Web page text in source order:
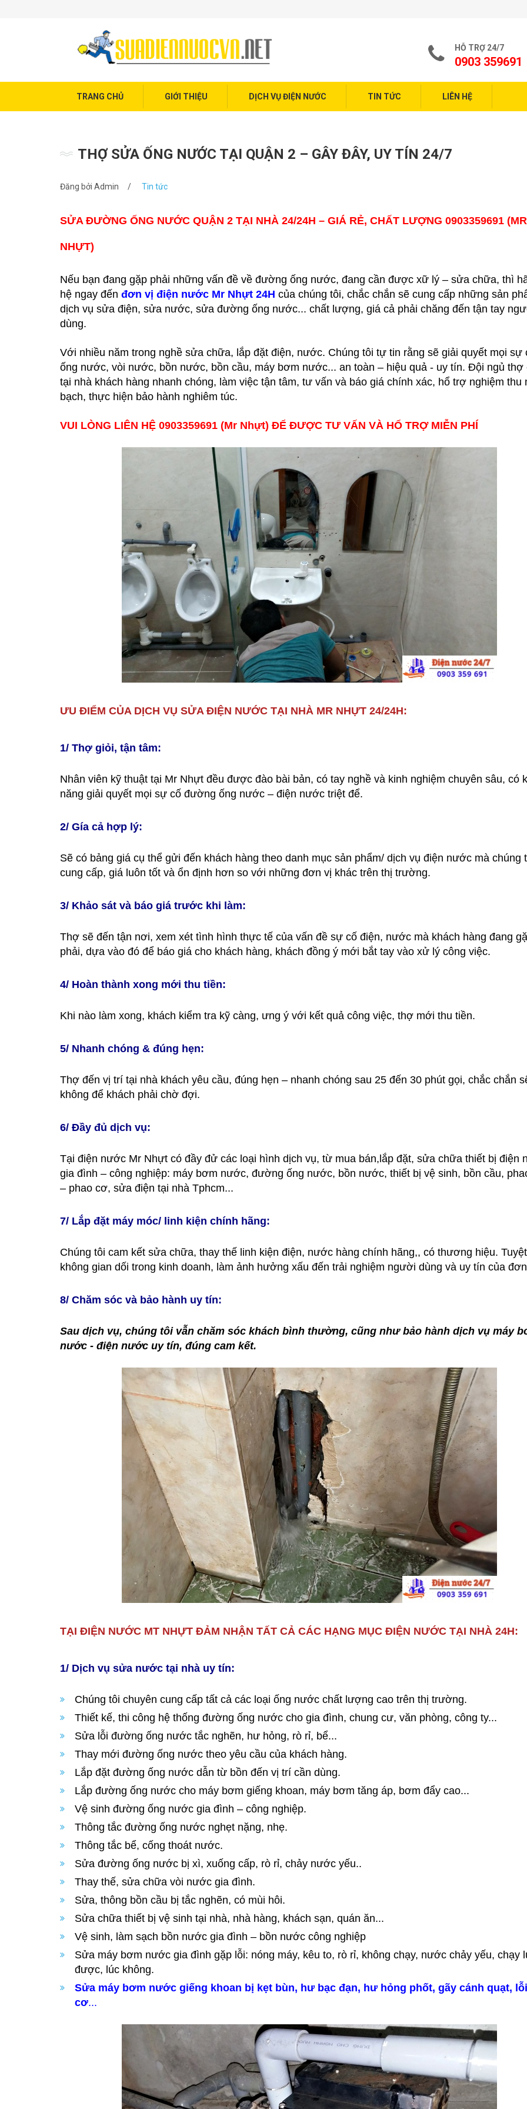
HỖ TRỢ 24/7
0903 359691
TRANG CHỦ GIỚI THIỆU DỊCH VỤ ĐIỆN NƯỚC TIN TỨC LIÊN HỆ
THỢ SỬA ỐNG NƯỚC TẠI QUẬN 2 – GÂY ĐÂY, UY TÍN 24/7
Đăng bởi Admin / Tin tức
SỬA ĐƯỜNG ỐNG NƯỚC QUẬN 2 TẠI NHÀ 24/24H – GIÁ RẺ, CHẤT LƯỢNG 0903359691 (MR
NHỰT)
Nếu bạn đang gặp phải những vấn đề về đường ống nước, đang cần được xữ lý – sửa chữa, thì
hệ ngay đến đơn vị điện nước Mr Nhựt 24H của chúng tôi, chắc chắn sẽ cung cấp những sản
dịch vụ sửa điện, sửa nước, sửa đường ống nước... chất lượng, giá cả phải chăng đến tận tay
dùng.
Với nhiều năm trong nghề sửa chữa, lắp đặt điện, nước. Chúng tôi tự tin rằng sẽ giải quyết mọi sự
ống nước, vòi nước, bồn nước, bồn cầu, máy bơm nước... an toàn – hiệu quả - uy tín. Đội ngủ thợ
tại nhà khách hàng nhanh chóng, làm việc tận tâm, tư vấn và báo giá chính xác, hổ trợ nghiệm thu
bạch, thực hiện bảo hành nghiêm túc.
VUI LÒNG LIÊN HỆ 0903359691 (Mr Nhựt) ĐỂ ĐƯỢC TƯ VẤN VÀ HỔ TRỢ MIỄN PHÍ
ƯU ĐIỂM CỦA DỊCH VỤ SỬA ĐIỆN NƯỚC TẠI NHÀ MR NHỰT 24/24H:
1/ Thợ giỏi, tận tâm:
Nhân viên kỹ thuật tại Mr Nhựt đều được đào bài bản, có tay nghề và kinh nghiệm chuyên sâu, có
năng giải quyết mọi sự cố đường ống nước – điện nước triệt để.
2/ Gía cả hợp lý:
Sẽ có bảng giá cụ thể gửi đến khách hàng theo danh mục sản phẩm/ dịch vụ điện nước mà chúng
cung cấp, giá luôn tốt và ổn định hơn so với những đơn vị khác trên thị trường.
3/ Khảo sát và báo giá trước khi làm:
Thợ sẽ đến tận nơi, xem xét tình hình thực tế của vấn đề sự cố điện, nước mà khách hàng đang
phải, dựa vào đó để báo giá cho khách hàng, khách đồng ý mới bắt tay vào xử lý công việc.
4/ Hoàn thành xong mới thu tiền:
Khi nào làm xong, khách kiểm tra kỹ càng, ưng ý với kết quả công việc, thợ mới thu tiền.
5/ Nhanh chóng & đúng hẹn:
Thợ đến vị trí tại nhà khách yêu cầu, đúng hẹn – nhanh chóng sau 25 đến 30 phút gọi, chắc chắn
không để khách phải chờ đợi.
6/ Đầy đủ dịch vụ:
Tại điện nước Mr Nhựt có đầy đử các loại hình dịch vụ, từ mua bán,lắp đặt, sửa chữa thiết bị điện
gia đình – công nghiệp: máy bơm nước, đường ống nước, bồn nước, thiết bị vệ sinh, bồn cầu,
– phao cơ, sửa điện tại nhà Tphcm...
7/ Lắp đặt máy móc/ linh kiện chính hãng:
Chúng tôi cam kết sửa chữa, thay thế linh kiện điện, nước hàng chính hãng,, có thương hiệu.
không gian dối trong kinh doanh, làm ảnh hưởng xấu đến trải nghiệm người dùng và uy tín của
8/ Chăm sóc và bảo hành uy tín:
Sau dịch vụ, chúng tôi vẫn chăm sóc khách bình thường, cũng như bảo hành dịch vụ máy
nước - điện nước uy tín, đúng cam kết.
TẠI ĐIỆN NƯỚC MT NHỰT ĐẢM NHẬN TẤT CẢ CÁC HẠNG MỤC ĐIỆN NƯỚC TẠI NHÀ 24H:
1/ Dịch vụ sửa nước tại nhà uy tín:
Chúng tôi chuyên cung cấp tất cả các loại ống nước chất lượng cao trên thị trường.
Thiết kế, thi công hệ thống đường ống nước cho gia đình, chung cư, văn phòng, công ty...
Sửa lỗi đường ống nước tắc nghẽn, hư hỏng, rò rỉ, bể...
Thay mới đường ống nước theo yêu cầu của khách hàng.
Lắp đặt đường ống nước dẫn từ bồn đến vị trí cần dùng.
Lắp đường ống nước cho máy bơm giếng khoan, máy bơm tăng áp, bơm đẩy cao...
Vệ sinh đường ống nước gia đình – công nghiệp.
Thông tắc đường ống nước nghẹt nặng, nhẹ.
Thông tắc bể, cống thoát nước.
Sửa đường ống nước bị xì, xuống cấp, rò rỉ, chảy nước yếu..
Thay thế, sửa chữa vòi nước gia đình.
Sửa, thông bồn cầu bị tắc nghẽn, có mùi hôi.
Sửa chữa thiết bị vệ sinh tại nhà, nhà hàng, khách sạn, quán ăn...
Vệ sinh, làm sạch bồn nước gia đình – bồn nước công nghiệp
Sửa máy bơm nước gia đình gặp lỗi: nóng máy, kêu to, rò rỉ, không chạy, nước chảy yếu, chạy
được, lúc không.
Sửa máy bơm nước giếng khoan bị kẹt bùn, hư bạc đạn, hư hỏng phốt, gãy cánh quạt,
cơ...